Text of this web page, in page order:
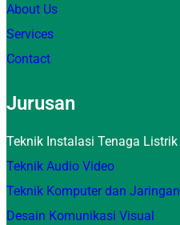
About Us
Services
Contact
Jurusan
Teknik Instalasi Tenaga Listrik
Teknik Audio Video
Teknik Komputer dan Jaringan
Desain Komunikasi Visual